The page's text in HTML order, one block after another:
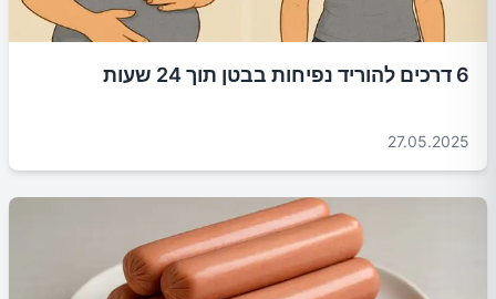
6 דרכים להוריד נפיחות בבטן תוך 24 שעות
27.05.2025